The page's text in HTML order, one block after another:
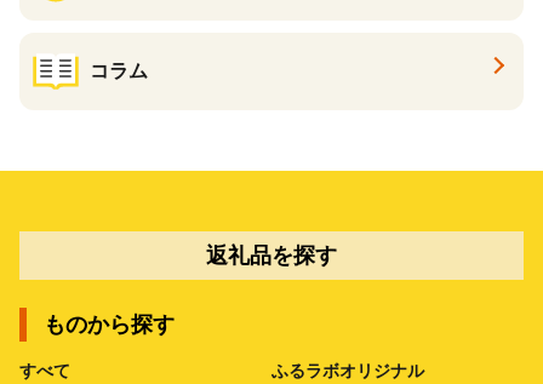
コラム
返礼品を探す
ものから探す
すべて ふるラボオリジナル